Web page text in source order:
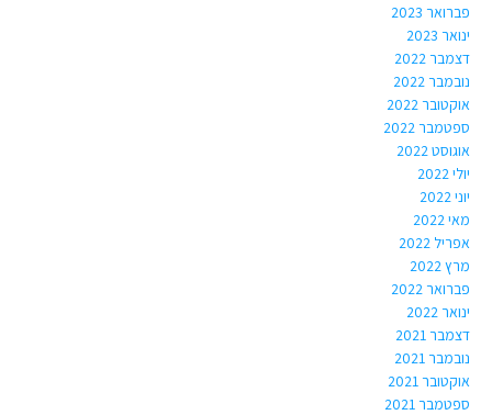
פברואר 2023
ינואר 2023
דצמבר 2022
נובמבר 2022
אוקטובר 2022
ספטמבר 2022
אוגוסט 2022
יולי 2022
יוני 2022
מאי 2022
אפריל 2022
מרץ 2022
פברואר 2022
ינואר 2022
דצמבר 2021
נובמבר 2021
אוקטובר 2021
ספטמבר 2021